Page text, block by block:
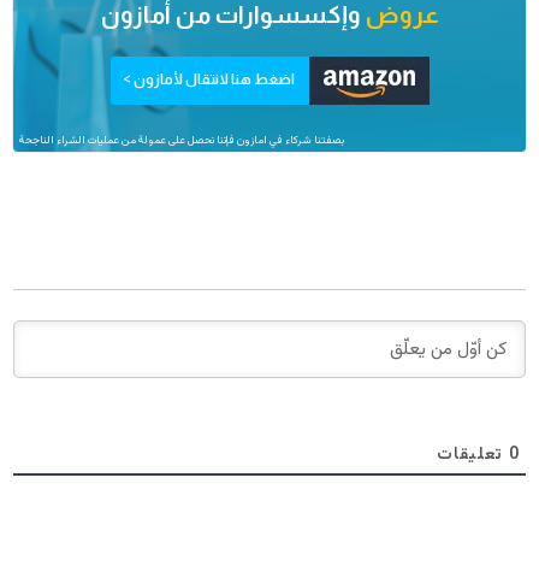
عروض وإكسسوارات من أمازون
اضغط هنا لانتقال لأمازون >
بصفتنا شركاء في امازون فإننا نحصل على عمولة من عمليات الشراء الناجحة
0 تعليقات